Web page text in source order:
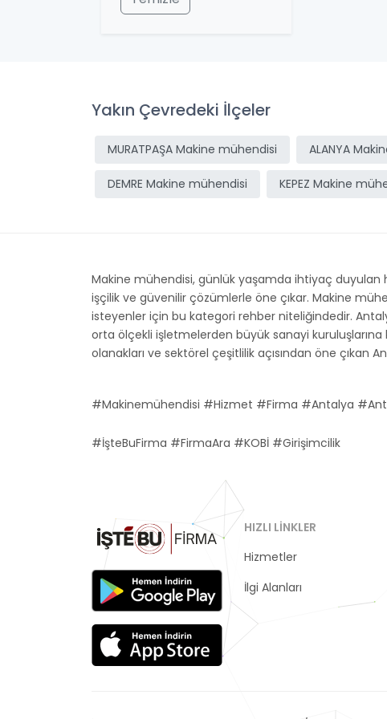
Yakın Çevredeki İlçeler
MURATPAŞA Makine mühendisi ALANYA
DEMRE Makine mühendisi KEPEZ Makine
Makine mühendisi, günlük yaşamda ihtiyaç duyulan
işçilik ve güvenilir çözümlerle öne çıkar. Makine
isteyenler için bu kategori rehber niteliğindedir.
orta ölçekli işletmelerden büyük sanayi
olanakları ve sektörel çeşitlilik açısından öne
#Makinemühendisi #Hizmet #Firma #Antalya
#İşteBuFirma #FirmaAra #KOBİ #Girişimcilik
HIZLI LINKLER
Hizmetler
İlgi Alanları